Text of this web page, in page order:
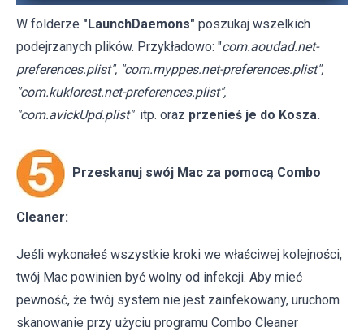
W folderze "LaunchDaemons" poszukaj wszelkich
podejrzanych plików. Przykładowo: "com.aoudad.net-
preferences.plist", "com.myppes.net-preferences.plist",
"com.kuklorest.net-preferences.plist",
"com.avickUpd.plist" itp. oraz przenieś je do Kosza.
Przeskanuj swój Mac za pomocą Combo
Cleaner:
Jeśli wykonałeś wszystkie kroki we właściwej kolejności,
twój Mac powinien być wolny od infekcji. Aby mieć
pewność, że twój system nie jest zainfekowany, uruchom
skanowanie przy użyciu programu Combo Cleaner